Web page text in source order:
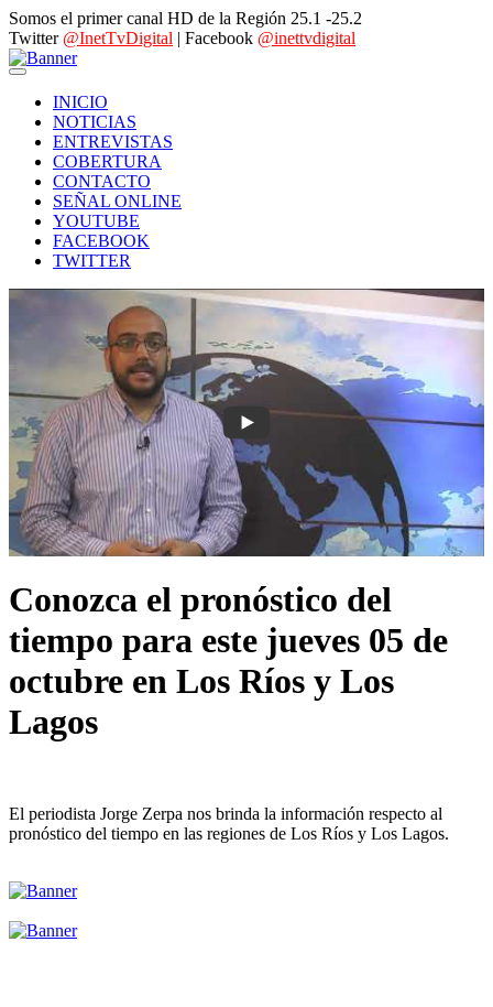
Somos el primer canal HD de la Región 25.1 -25.2
Twitter @InetTvDigital | Facebook @inettvdigital
INICIO
NOTICIAS
ENTREVISTAS
COBERTURA
CONTACTO
SEÑAL ONLINE
YOUTUBE
FACEBOOK
TWITTER
Conozca el pronóstico del
tiempo para este jueves 05 de
octubre en Los Ríos y Los
Lagos
El periodista Jorge Zerpa nos brinda la información respecto al
pronóstico del tiempo en las regiones de Los Ríos y Los Lagos.